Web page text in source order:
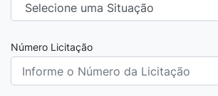
Número Licitação